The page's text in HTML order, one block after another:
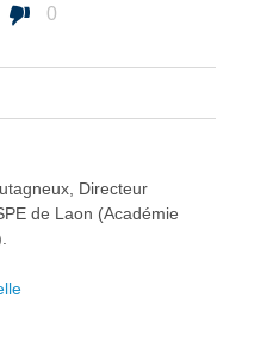
r
e
r
e
0
Directeur
de Laon (Académie